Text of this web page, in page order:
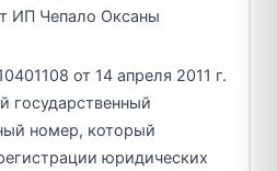
ИП Чепало Оксаны
от 14 апреля 2011 г.
государственный
номер, который
юридических